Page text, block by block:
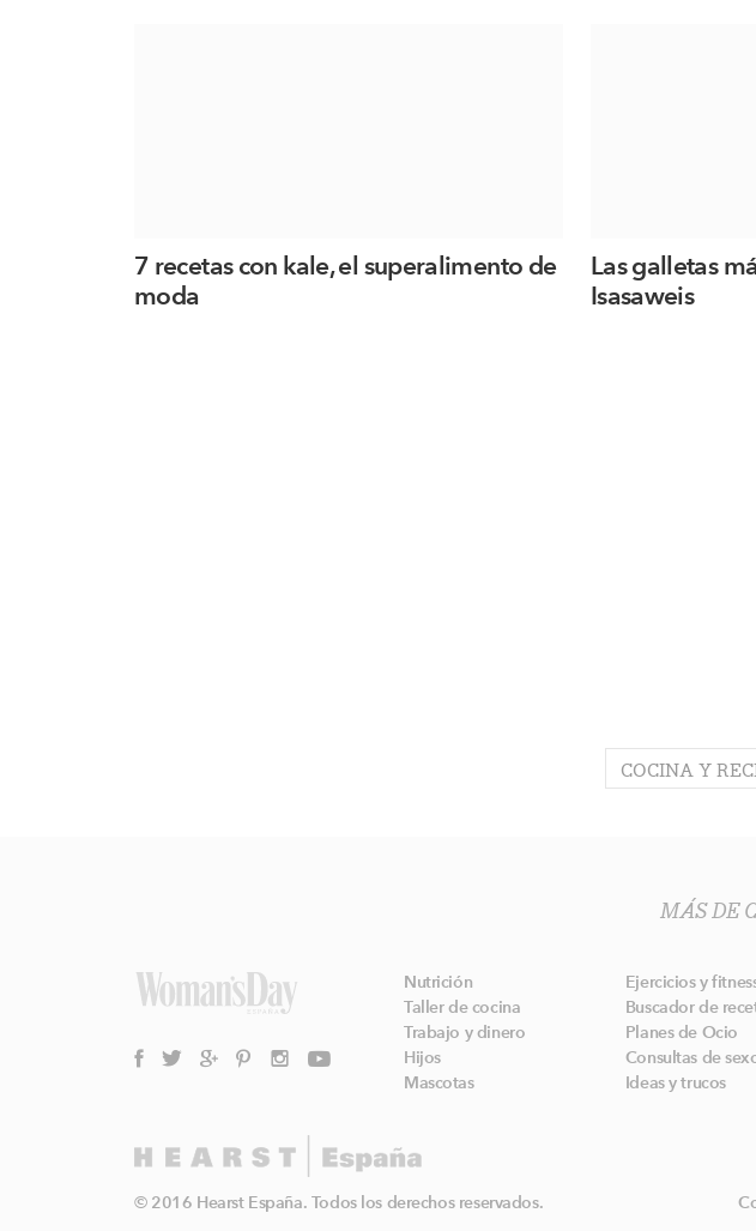
7 recetas con kale, el superalimento de
moda
Las galletas
Isasaweis
COCINA Y
MÁS DE
Nutrición Ejercicios y
Taller de cocina
Buscador de
Trabajo y dinero
Planes de Ocio
Hijos
Consultas de
Mascotas
Ideas y trucos
© 2016 Hearst España. Todos los derechos reservados.